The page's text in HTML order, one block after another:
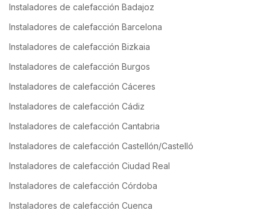
Instaladores de calefacción Badajoz
Instaladores de calefacción Barcelona
Instaladores de calefacción Bizkaia
Instaladores de calefacción Burgos
Instaladores de calefacción Cáceres
Instaladores de calefacción Cádiz
Instaladores de calefacción Cantabria
Instaladores de calefacción Castellón/Castelló
Instaladores de calefacción Ciudad Real
Instaladores de calefacción Córdoba
Instaladores de calefacción Cuenca